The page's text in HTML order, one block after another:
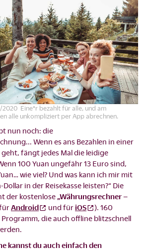
Eine*r bezahlt für alle, und am
alle unkompliziert per App abrechnen.
nun noch: die
Wenn es ans Bezahlen in einer
fängt jedes Mal die leidige
100 Yuan ungefähr 13 Euro sind,
wie viel? Und was kann ich mir mit
Dollar in der Reisekasse leisten?“ Die
der kostenlose „Währungsrechner –
Android und für iOS
). 160
Programm, die auch offline blitzschnell
kannst du auch einfach den